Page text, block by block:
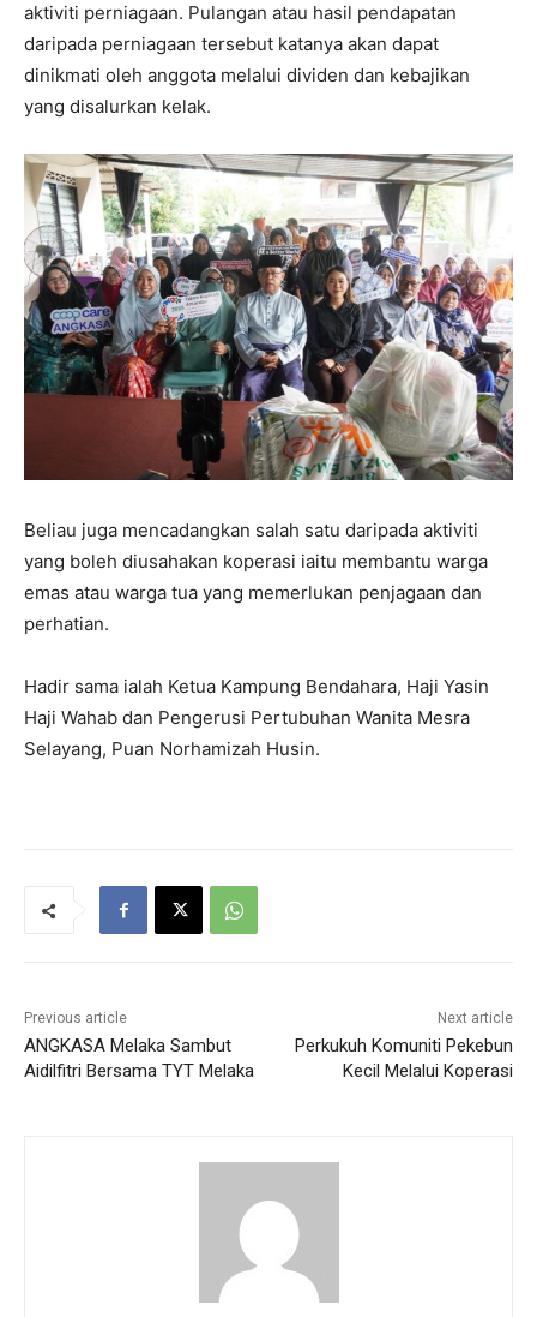
aktiviti perniagaan. Pulangan atau hasil pendapatan
daripada perniagaan tersebut katanya akan dapat
dinikmati oleh anggota melalui dividen dan kebajikan
yang disalurkan kelak.
Beliau juga mencadangkan salah satu daripada aktiviti
yang boleh diusahakan koperasi iaitu membantu warga
emas atau warga tua yang memerlukan penjagaan dan
perhatian.
Hadir sama ialah Ketua Kampung Bendahara, Haji Yasin
Haji Wahab dan Pengerusi Pertubuhan Wanita Mesra
Selayang, Puan Norhamizah Husin.
Previous article
ANGKASA Melaka Sambut
Aidilfitri Bersama TYT Melaka
Next article
Perkukuh Komuniti Pekebun
Kecil Melalui Koperasi